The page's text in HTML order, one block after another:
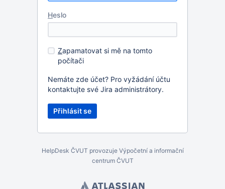
Heslo
Zapamatovat si mě na tomto
počítači
Nemáte zde účet? Pro vyžádání účtu
kontaktujte své Jira administrátory.
HelpDesk ČVUT provozuje Výpočetní a informační
centrum ČVUT